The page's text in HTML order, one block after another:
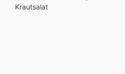
Krautsalat